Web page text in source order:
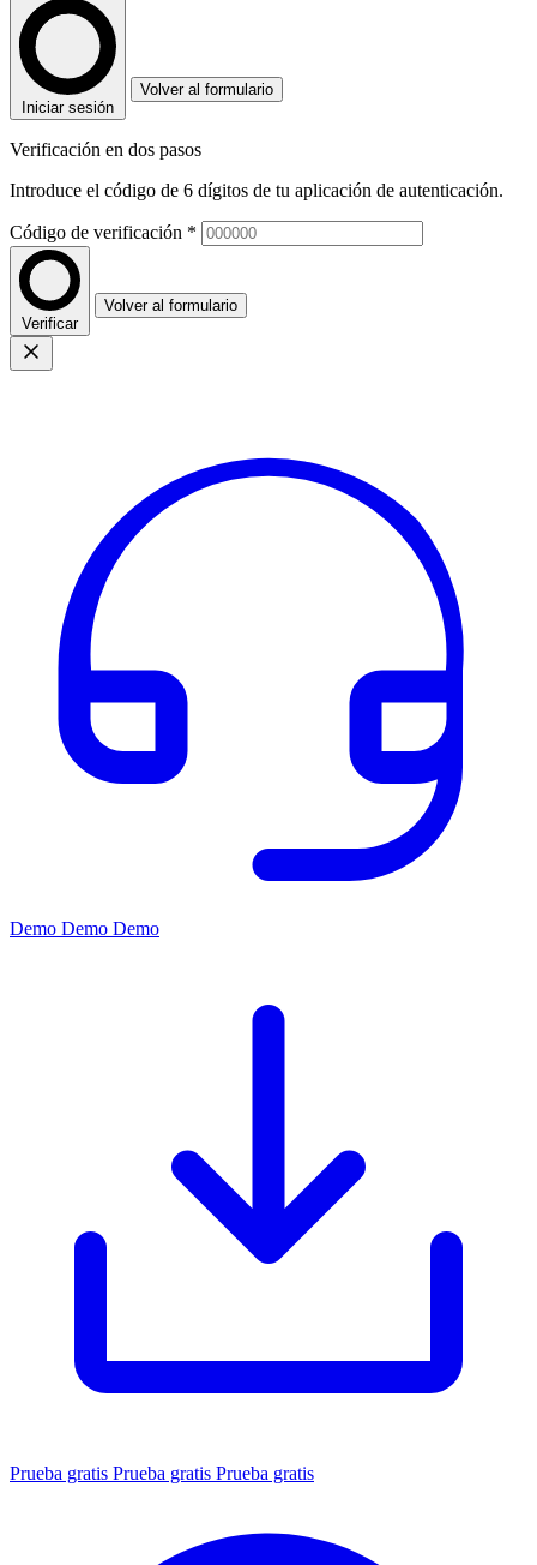
Iniciar sesión
Volver al formulario
Verificación en dos pasos
Introduce el código de 6 dígitos de tu aplicación de autenticación.
Código de verificación *
Verificar
Volver al formulario
Demo Demo Demo
Prueba gratis Prueba gratis Prueba gratis